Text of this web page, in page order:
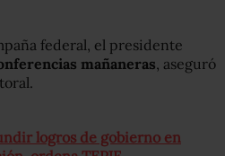
federal, el presidente
mañaneras, aseguró
logros de gobierno en